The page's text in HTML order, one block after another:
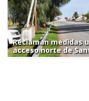
Reclaman medidas
acceso norte de